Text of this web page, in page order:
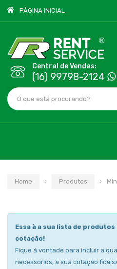
PÁGINA INICIAL
Central de Vendas:
(16) 99798-2124
Home
Produtos
Essa à a sua lista de
cotação!
Fique á vontade para incluir a
necessórios, a sua cotação fica